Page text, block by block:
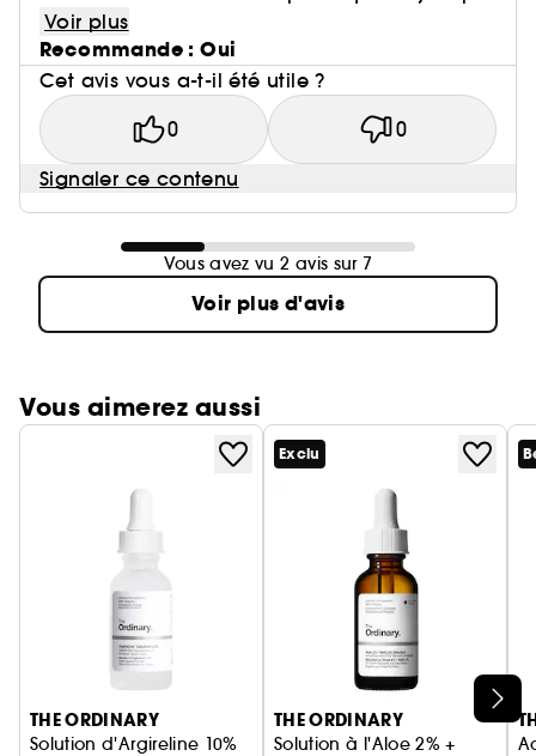
Voir plus
Recommande : Oui
Cet avis vous a-t-il été utile ?
0 0
Signaler ce contenu
Vous avez vu 2 avis sur 7
Voir plus d'avis
Vous aimerez aussi
Ignorer le carrousel produits
THE ORDINARY
Solution d'Argireline 10%
Exclu
THE ORDINARY
Solution à l'Aloe 2% +